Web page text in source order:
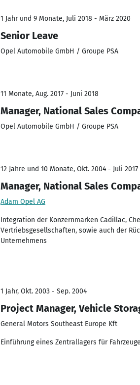
1 Jahr und 9 Monate, Juli 2018 - März 2020
Senior Leave
Opel Automobile GmbH / Groupe PSA
11 Monate, Aug. 2017 - Juni 2018
Manager, National Sales
Opel Automobile GmbH / Groupe PSA
12 Jahre und 10 Monate, Okt. 2004 - Juli 2017
Manager, National Sales
Adam Opel AG
Integration der Konzernmarken Cadillac,
Vertriebsgesellschaften, sowie auch der
Unternehmens
1 Jahr, Okt. 2003 - Sep. 2004
Project Manager, Vehicle
General Motors Southeast Europe Kft
Einführung eines Zentrallagers für